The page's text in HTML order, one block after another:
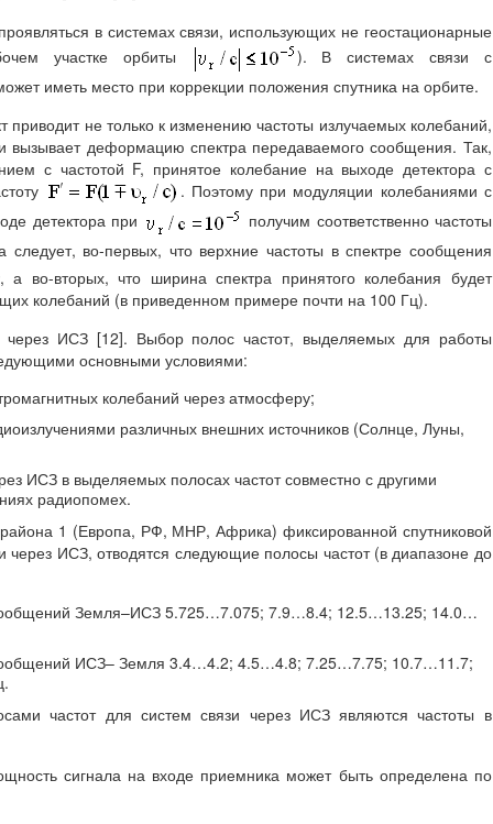
в системах связи, использующих не геостационарные
участке орбиты
). В системах связи с
иметь место при коррекции положения спутника на орбите.
не только к изменению частоты излучаемых колебаний,
вызывает деформацию спектра передаваемого сообщения. Так,
с частотой F, принятое колебание на выходе детектора с
. Поэтому при модуляции колебаниями с
детектора при
получим соответственно частоты
следует, во-первых, что верхние частоты в спектре сообщения
во-вторых, что ширина спектра принятого колебания будет
колебаний (в приведенном примере почти на 100 Гц).
через ИСЗ [12]. Выбор полос частот, выделяемых для работы
основными условиями:
колебаний через атмосферу;
различных внешних источников (Солнце, Луны,
ИСЗ в выделяемых полосах частот совместно с другими
радиопомех.
1 (Европа, РФ, МНР, Африка) фиксированной спутниковой
через ИСЗ, отводятся следующие полосы частот (в диапазоне до
Земля–ИСЗ 5.725…7.075; 7.9…8.4; 12.5…13.25; 14.0…
ИСЗ– Земля 3.4…4.2; 4.5…4.8; 7.25…7.75; 10.7…11.7;
частот для систем связи через ИСЗ являются частоты в
сигнала на входе приемника может быть определена по